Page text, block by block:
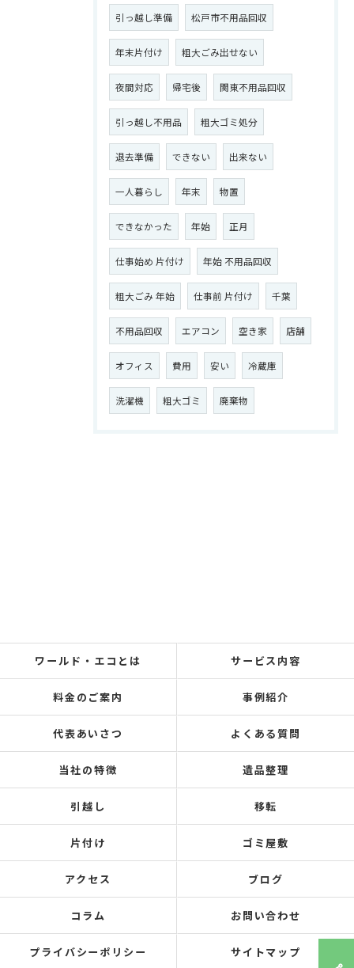
引っ越し準備 松戸市不用品回収
年末片付け 粗大ごみ出せない
夜間対応 帰宅後 関東不用品回収
引っ越し不用品 粗大ゴミ処分
退去準備 できない 出来ない
一人暮らし 年末 物置
できなかった 年始 正月
仕事始め 片付け 年始 不用品回収
粗大ごみ 年始 仕事前 片付け 千葉
不用品回収 エアコン 空き家 店舗
オフィス 費用 安い 冷蔵庫
洗濯機 粗大ゴミ 廃棄物
ワールド・エコとは サービス内容
料金のご案内 事例紹介
代表あいさつ よくある質問
当社の特徴 遺品整理
引越し 移転
片付け ゴミ屋敷
アクセス ブログ
コラム お問い合わせ
プライバシーポリシー サイトマップ